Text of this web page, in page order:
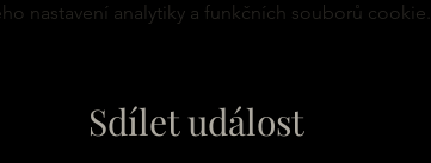
nastavení analytiky a funkčních souborů cookie.
Sdílet událost